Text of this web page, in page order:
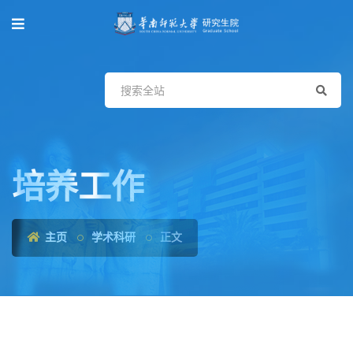
培养工作
主页 学术科研 正文